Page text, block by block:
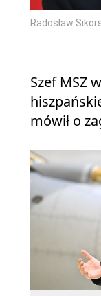
Radosław
Szef MSZ
mówił o